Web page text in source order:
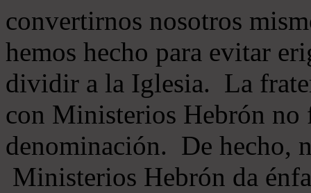
convertirnos nosotros
hemos hecho para evitar
dividir a la Iglesia. La
con Ministerios Hebrón no
denominación. De hecho,
Ministerios Hebrón da